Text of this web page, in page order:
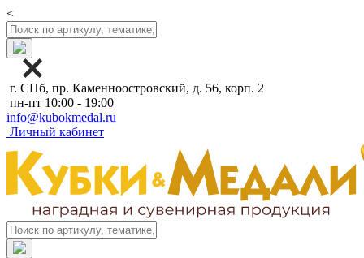
<
г. СПб, пр. Каменноостровский, д. 56, корп. 2
пн-пт 10:00 - 19:00
info@kubokmedal.ru
Личный кабинет